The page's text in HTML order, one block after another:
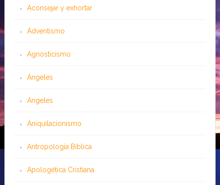
Aconsejar y exhortar
Adventismo
Agnosticismo
Ángeles
Angeles
Aniquilacionismo
Antropología Bíblica
Apologética Cristiana